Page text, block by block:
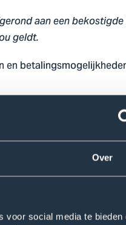
Over
voor social media te bieden
aan een
geldt.